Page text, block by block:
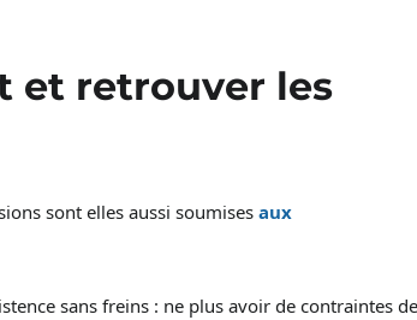
et retrouver les
sont elles aussi soumises aux
sans freins : ne plus avoir de contraintes de